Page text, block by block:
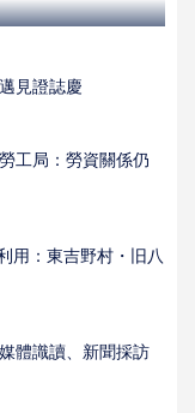
見證誌慶
工局：勞資關係仍
用：東吉野村・旧八
體識讀、新聞採訪